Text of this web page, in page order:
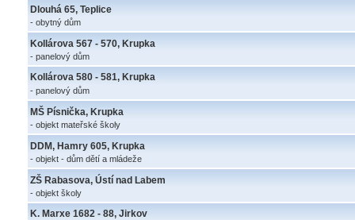
Dlouhá 65, Teplice
- obytný dům
Kollárova 567 - 570, Krupka
- panelový dům
Kollárova 580 - 581, Krupka
- panelový dům
MŠ Písnička, Krupka
- objekt mateřské školy
DDM, Hamry 605, Krupka
- objekt - dům dětí a mládeže
ZŠ Rabasova, Ústí nad Labem
- objekt školy
K. Marxe 1682 - 88, Jirkov